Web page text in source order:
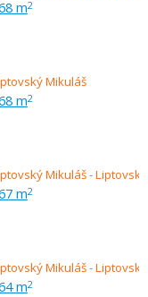
m2
m2
m2
m2